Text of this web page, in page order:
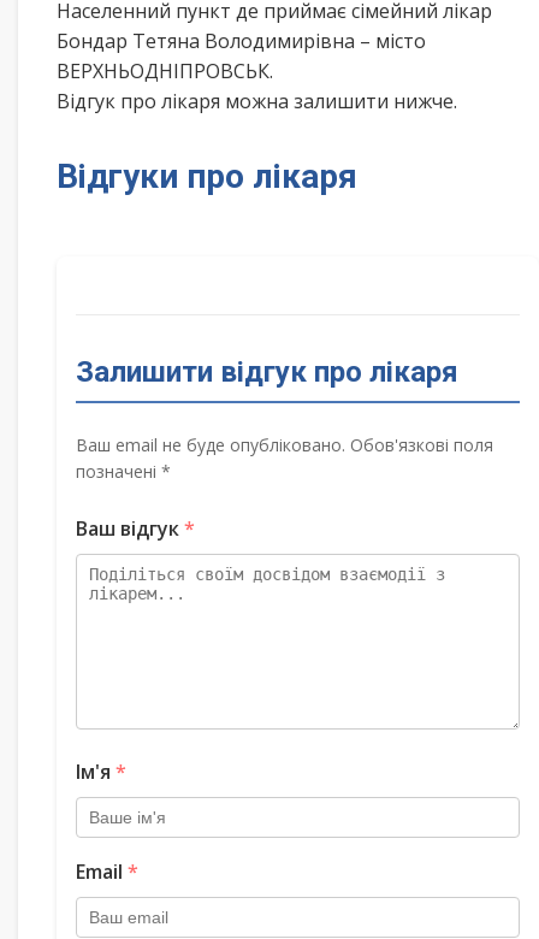
Населенний пункт де приймає сімейний лікар
Бондар Тетяна Володимирівна – місто
ВЕРХНЬОДНІПРОВСЬК.
Відгук про лікаря можна залишити нижче.
Відгуки про лікаря
Залишити відгук про лікаря
Ваш email не буде опубліковано. Обов'язкові поля
позначені *
Ваш відгук*
Ім'я *
Email *